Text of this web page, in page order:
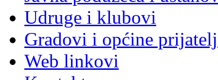
Udruge i klubovi
Gradovi i općine
Web linkovi